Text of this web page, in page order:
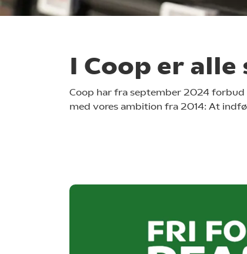
I Coop er
Coop har fra september 2024 forbud
med vores ambition fra 2014: At